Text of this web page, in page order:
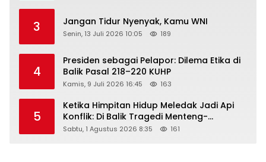
3 Jangan Tidur Nyenyak, Kamu WNI
Senin, 13 Juli 2026 10:05 189
4
Presiden sebagai Pelapor: Dilema Etika di
Balik Pasal 218–220 KUHP
Kamis, 9 Juli 2026 16:45 163
5
Ketika Himpitan Hidup Meledak Jadi Api
Konflik: Di Balik Tragedi Menteng-
Matraman Hingga Maling Ayam di Bali
Sabtu, 1 Agustus 2026 8:35 161